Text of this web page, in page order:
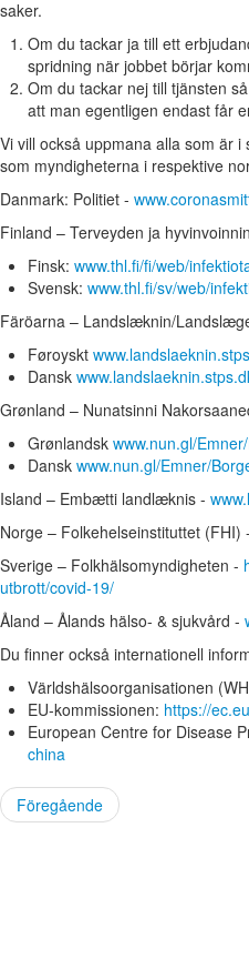
saker.
Om du tackar ja till ett
spridning när jobbet börjar
Om du tackar nej till tjänsten
att man egentligen endast får
Vi vill också uppmana alla som är
som myndigheterna i respektive
Danmark: Politiet -
Finland – Terveyden ja
Finsk: www.thl.fi/fi/web/
Svensk: www.thl.fi/sv/web/
Färöarna – Landslæknin/
Føroyskt
Dansk
Grønland – Nunatsinni
Grønlandsk www.nun.gl/
Dansk www.nun.gl/Emner/
Island – Embætti landlæknis -
Norge – Folkehelseinstituttet (FHI) -
Sverige – Folkhälsomyndigheten -
utbrott/covid-19/
Åland – Ålands hälso- & sjukvård -
Du finner också internationell
Världshälsoorganisationen
EU-kommissionen: https://
European Centre for Disease
china
Föregående